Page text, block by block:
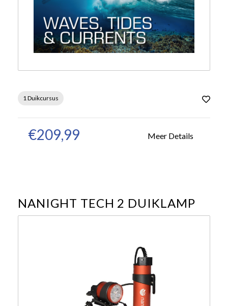
1 Duikcursus
€209,99 Meer Details
NANIGHT TECH 2 DUIKLAMP